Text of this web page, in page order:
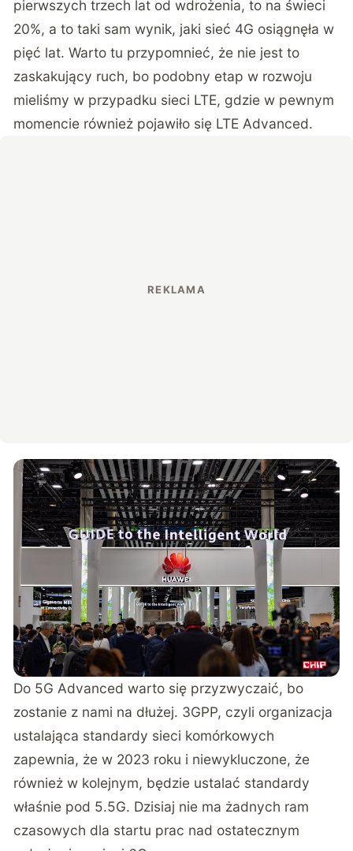
pierwszych trzech lat od wdrożenia, to na świeci
20%, a to taki sam wynik, jaki sieć 4G osiągnęła w
pięć lat. Warto tu przypomnieć, że nie jest to
zaskakujący ruch, bo podobny etap w rozwoju
mieliśmy w przypadku sieci LTE, gdzie w pewnym
momencie również pojawiło się LTE Advanced.
Do 5G Advanced warto się przyzwyczaić, bo
zostanie z nami na dłużej. 3GPP, czyli organizacja
ustalająca standardy sieci komórkowych
zapewnia, że w 2023 roku i niewykluczone, że
również w kolejnym, będzie ustalać standardy
właśnie pod 5.5G. Dzisiaj nie ma żadnych ram
czasowych dla startu prac nad ostatecznym